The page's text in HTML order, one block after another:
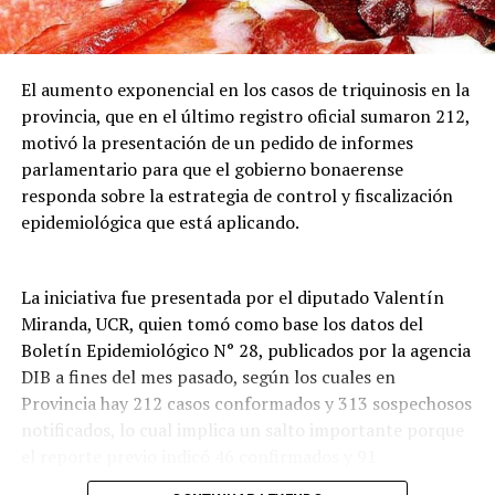
El aviso naranja, que implica riesgo de fenómenos
peligrosos para la población y la infraestructura, rige
para sectores de Buenos Aires (incluido el AMBA), Entre
Ríos, Santa Fe, Córdoba y Corrientes, donde se prevén
acumulaciones de agua que podrían rondar entre los 50
El aumento exponencial en los casos de triquinosis en la
provincia, que en el último registro oficial sumaron 212,
motivó la presentación de un pedido de informes
parlamentario para que el gobierno bonaerense
responda sobre la estrategia de control y fiscalización
epidemiológica que está aplicando.
La iniciativa fue presentada por el diputado Valentín
Miranda, UCR, quien tomó como base los datos del
Boletín Epidemiológico N° 28, publicados por la agencia
DIB a fines del mes pasado, según los cuales en
Provincia hay 212 casos conformados y 313 sospechosos
notificados, lo cual implica un salto importante porque
reportados.